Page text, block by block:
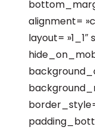
alignment=
layout=